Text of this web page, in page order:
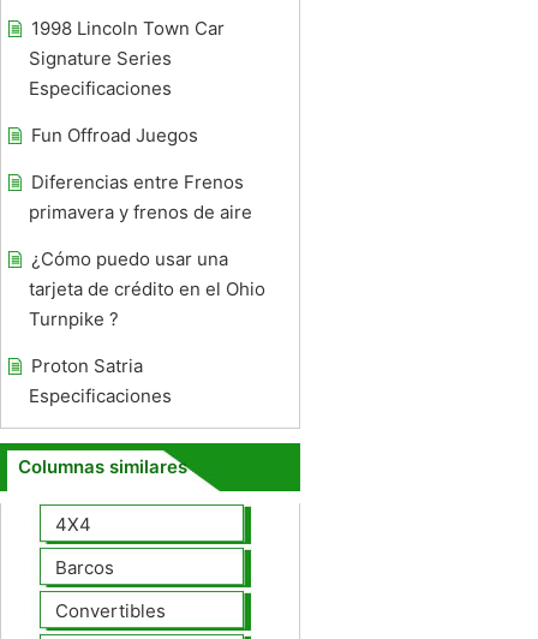
1998 Lincoln Town Car
Signature Series
Especificaciones
Fun Offroad Juegos
Diferencias entre Frenos
primavera y frenos de aire
¿Cómo puedo usar una
tarjeta de crédito en el Ohio
Turnpike ?
Proton Satria
Especificaciones
Columnas similares
4X4
Barcos
Convertibles